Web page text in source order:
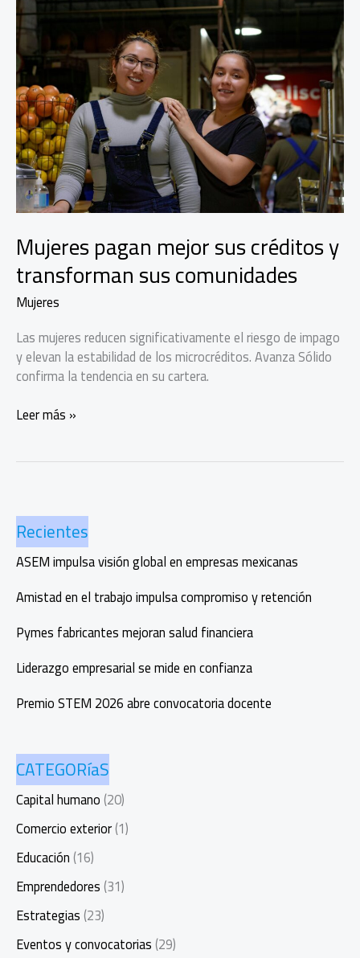
Mujeres pagan mejor sus créditos y
transforman sus comunidades
Mujeres
Las mujeres reducen significativamente el riesgo de impago
y elevan la estabilidad de los microcréditos. Avanza Sólido
confirma la tendencia en su cartera.
Mujeres
y
transforman
sus
comunidades
Leer más »
Recientes
ASEM impulsa visión global en empresas mexicanas
Amistad en el trabajo impulsa compromiso y retención
Pymes fabricantes mejoran salud financiera
Liderazgo empresarial se mide en confianza
Premio STEM 2026 abre convocatoria docente
CATEGORíaS
Capital humano(20)
Comercio exterior(1)
Educación(16)
Emprendedores(31)
Estrategias(23)
Eventos y convocatorias(29)